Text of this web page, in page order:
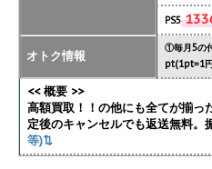
PS5
オトク情報
①毎月5の
pt(1pt=1
<< 概要 >>
高額買取！！の他にも全てが揃っ
定後のキャンセルでも返送無料。
等)⇅